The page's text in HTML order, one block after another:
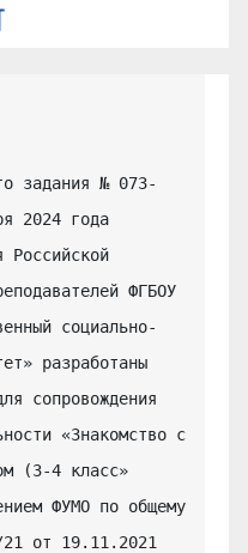
задания № 073-
2024 года
Российской
ФГБОУ
социально-
разработаны
сопровождения
«Знакомство с
(3-4 класс»
ФУМО по общему
21 от 19.11.2021